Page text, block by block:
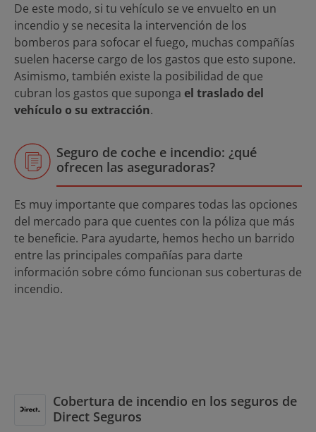
De este modo, si tu vehículo se ve envuelto en un
incendio y se necesita la intervención de los
bomberos para sofocar el fuego, muchas compañías
suelen hacerse cargo de los gastos que esto supone.
Asimismo, también existe la posibilidad de que
cubran los gastos que suponga el traslado del
vehículo o su extracción.
Seguro de coche e incendio: ¿qué
ofrecen las aseguradoras?
Es muy importante que compares todas las opciones
del mercado para que cuentes con la póliza que más
te beneficie. Para ayudarte, hemos hecho un barrido
entre las principales compañías para darte
información sobre cómo funcionan sus coberturas de
incendio.
Cobertura de incendio en los seguros de
Direct Seguros